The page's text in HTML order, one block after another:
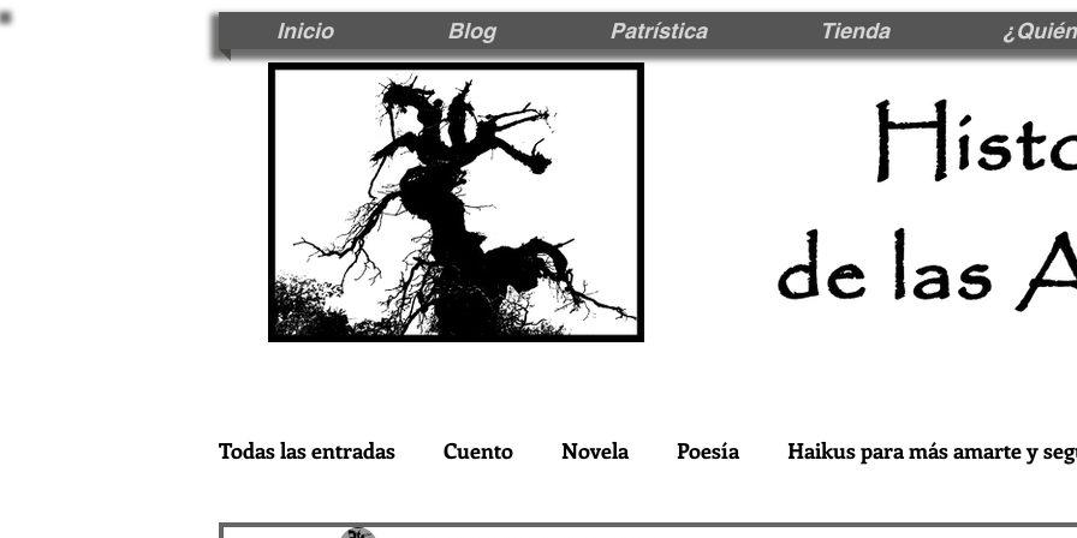
Inicio Blog Patrística Tienda
Todas las entradas Cuento Novela Poesía Haikus para más amarte y